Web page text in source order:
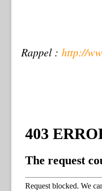
Rappel : http://